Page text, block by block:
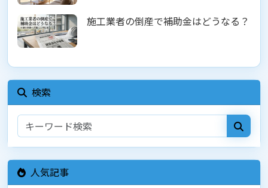
施工業者の倒産で補助金はどうなる？
検索
人気記事